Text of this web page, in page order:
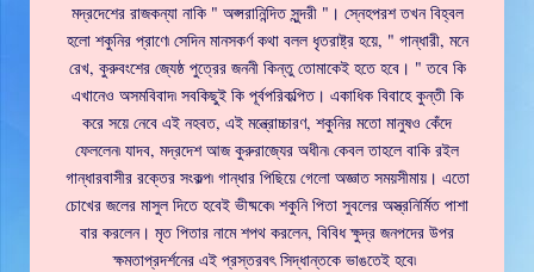
মদ্রদেশের রাজকন্যা নাকি " অপ্সরানিন্দিত সুন্দরী "। স্নেহপরশ তখন বিহ্বল
হলো শকুনির প্রাণে৷ সেদিন মানসকর্ণ কথা বলল ধৃতরাষ্ট্র হয়ে, " গান্ধারী, মনে
রেখ, কুরুবংশের জ্যেষ্ঠ পুত্রের জননী কিন্তু তোমাকেই হতে হবে। " তবে কি
এখানেও অসমবিবাদ৷ সবকিছুই কি পূর্বপরিকল্পিত। একাধিক বিবাহে কুন্তী কি
করে সয়ে নেবে এই নহবত, এই মন্ত্রোচ্চারণ, শকুনির মতো মানুষও কেঁদে
ফেললেন৷ যাদব, মদ্রদেশ আজ কুরুরাজ্যের অধীন৷ কেবল তাহলে বাকি রইল
গান্ধারবাসীর রক্তের সংকল্প৷ গান্ধার পিছিয়ে গেলো অজ্ঞাত সময়সীমায়। এতো
চোখের জলের মাসুল দিতে হবেই ভীষ্মকে৷ শকুনি পিতা সুবলের অস্ত্রনির্মিত পাশা
বার করলেন। মৃত পিতার নামে শপথ করলেন, বিবিধ ক্ষুদ্র জনপদের উপর
ক্ষমতাপ্রদর্শনের এই প্রস্তরবৎ সিদ্ধান্তকে ভাঙতেই হবে৷